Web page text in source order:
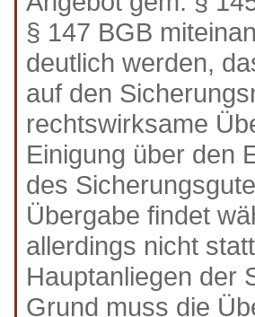
§ 147 BGB
deutlich werden,
auf den
rechtswirksame
Einigung über den
des
Übergabe findet
allerdings nicht
Hauptanliegen der
Grund muss die